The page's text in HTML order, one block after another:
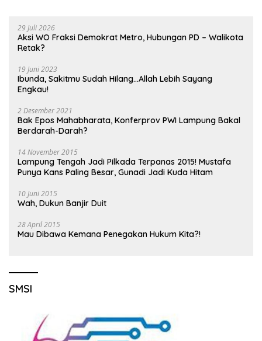
29 Juli 2026
Aksi WO Fraksi Demokrat Metro, Hubungan PD – Walikota
Retak?
19 Juni 2023
Ibunda, Sakitmu Sudah Hilang…Allah Lebih Sayang
Engkau!
2 Desember 2021
Bak Epos Mahabharata, Konferprov PWI Lampung Bakal
Berdarah-Darah?
14 November 2015
Lampung Tengah Jadi Pilkada Terpanas 2015! Mustafa
Punya Kans Paling Besar, Gunadi Jadi Kuda Hitam
10 Juni 2015
Wah, Dukun Banjir Duit
28 April 2015
Mau Dibawa Kemana Penegakan Hukum Kita?!
SMSI